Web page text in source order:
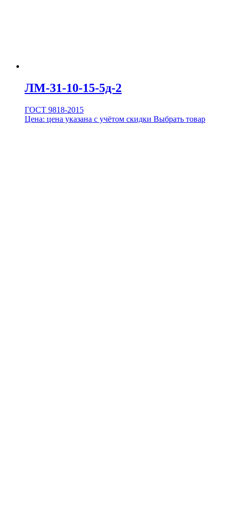
ЛМ-31-10-15-5д-2
ГОСТ 9818-2015
Цена: цена указана с учётом скидки Выбрать товар